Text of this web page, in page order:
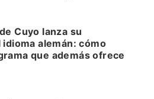
Cuyo lanza su
alemán: cómo
que además ofrece